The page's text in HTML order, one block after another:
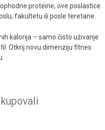
proteine, ove poslastice
fakultetu ili posle teretane.
kalorija – samo čisto uživanje
Otkrij novu dimenziju fitnes